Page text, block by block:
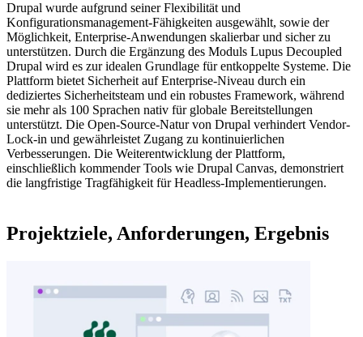
Drupal wurde aufgrund seiner Flexibilität und
Konfigurationsmanagement-Fähigkeiten ausgewählt, sowie der
Möglichkeit, Enterprise-Anwendungen skalierbar und sicher zu
unterstützen. Durch die Ergänzung des Moduls Lupus Decoupled
Drupal wird es zur idealen Grundlage für entkoppelte Systeme. Die
Plattform bietet Sicherheit auf Enterprise-Niveau durch ein
dediziertes Sicherheitsteam und ein robustes Framework, während
sie mehr als 100 Sprachen nativ für globale Bereitstellungen
unterstützt. Die Open-Source-Natur von Drupal verhindert Vendor-
Lock-in und gewährleistet Zugang zu kontinuierlichen
Verbesserungen. Die Weiterentwicklung der Plattform,
einschließlich kommender Tools wie Drupal Canvas, demonstriert
die langfristige Tragfähigkeit für Headless-Implementierungen.
Projektziele, Anforderungen, Ergebnis